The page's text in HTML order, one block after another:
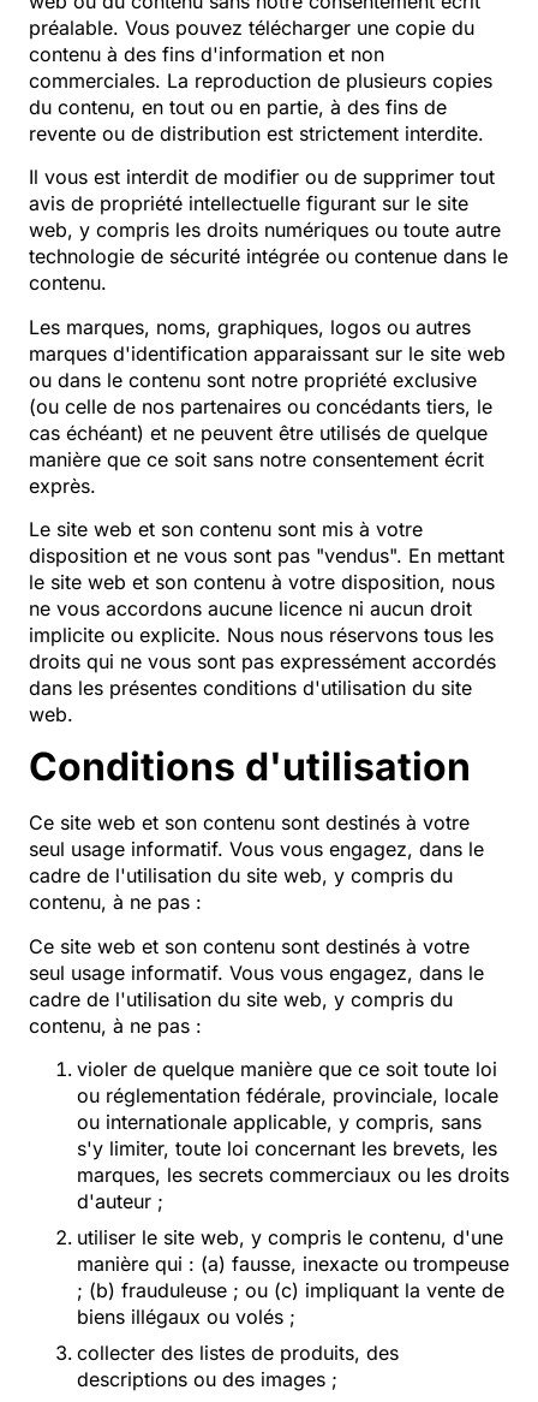
préalable. Vous pouvez télécharger une copie du
contenu à des fins d'information et non
commerciales. La reproduction de plusieurs copies
du contenu, en tout ou en partie, à des fins de
revente ou de distribution est strictement interdite.
Il vous est interdit de modifier ou de supprimer tout
avis de propriété intellectuelle figurant sur le site
web, y compris les droits numériques ou toute autre
technologie de sécurité intégrée ou contenue dans le
contenu.
Les marques, noms, graphiques, logos ou autres
marques d'identification apparaissant sur le site web
ou dans le contenu sont notre propriété exclusive
(ou celle de nos partenaires ou concédants tiers, le
cas échéant) et ne peuvent être utilisés de quelque
manière que ce soit sans notre consentement écrit
exprès.
Le site web et son contenu sont mis à votre
disposition et ne vous sont pas "vendus". En mettant
le site web et son contenu à votre disposition, nous
ne vous accordons aucune licence ni aucun droit
implicite ou explicite. Nous nous réservons tous les
droits qui ne vous sont pas expressément accordés
dans les présentes conditions d'utilisation du site
web.
Conditions d'utilisation
Ce site web et son contenu sont destinés à votre
seul usage informatif. Vous vous engagez, dans le
cadre de l'utilisation du site web, y compris du
contenu, à ne pas :
Ce site web et son contenu sont destinés à votre
seul usage informatif. Vous vous engagez, dans le
cadre de l'utilisation du site web, y compris du
contenu, à ne pas :
violer de quelque manière que ce soit toute loi
ou réglementation fédérale, provinciale, locale
ou internationale applicable, y compris, sans
s'y limiter, toute loi concernant les brevets, les
marques, les secrets commerciaux ou les droits
d'auteur ;
utiliser le site web, y compris le contenu, d'une
manière qui : (a) fausse, inexacte ou trompeuse
; (b) frauduleuse ; ou (c) impliquant la vente de
biens illégaux ou volés ;
collecter des listes de produits, des
descriptions ou des images ;